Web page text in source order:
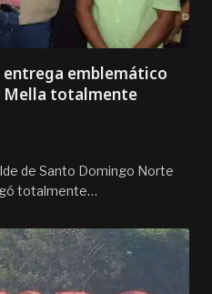
entrega emblemático
Mella totalmente
de Santo Domingo Norte
totalmente…